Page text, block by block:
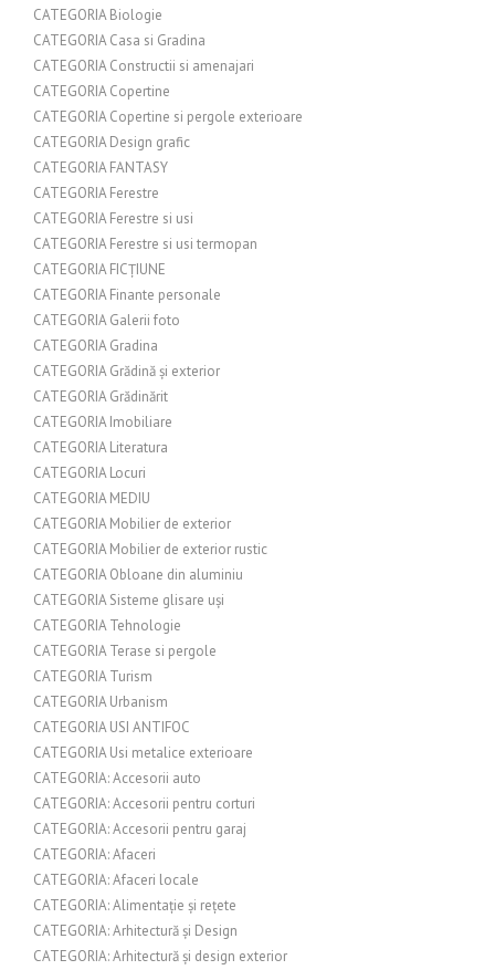
CATEGORIA Biologie
CATEGORIA Casa si Gradina
CATEGORIA Constructii si amenajari
CATEGORIA Copertine
CATEGORIA Copertine si pergole exterioare
CATEGORIA Design grafic
CATEGORIA FANTASY
CATEGORIA Ferestre
CATEGORIA Ferestre si usi
CATEGORIA Ferestre si usi termopan
CATEGORIA FICȚIUNE
CATEGORIA Finante personale
CATEGORIA Galerii foto
CATEGORIA Gradina
CATEGORIA Grădină și exterior
CATEGORIA Grădinărit
CATEGORIA Imobiliare
CATEGORIA Literatura
CATEGORIA Locuri
CATEGORIA MEDIU
CATEGORIA Mobilier de exterior
CATEGORIA Mobilier de exterior rustic
CATEGORIA Obloane din aluminiu
CATEGORIA Sisteme glisare uși
CATEGORIA Tehnologie
CATEGORIA Terase si pergole
CATEGORIA Turism
CATEGORIA Urbanism
CATEGORIA USI ANTIFOC
CATEGORIA Usi metalice exterioare
CATEGORIA: Accesorii auto
CATEGORIA: Accesorii pentru corturi
CATEGORIA: Accesorii pentru garaj
CATEGORIA: Afaceri
CATEGORIA: Afaceri locale
CATEGORIA: Alimentație și rețete
CATEGORIA: Arhitectură și Design
CATEGORIA: Arhitectură și design exterior